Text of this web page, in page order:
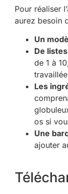
Pour réaliser
aurez besoin
Un
De
de 1 à
Les
os si
Une
ajouter